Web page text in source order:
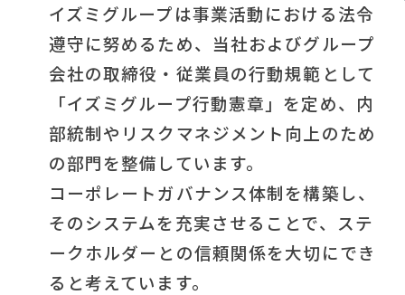
グループ会社
経営理念・社長メッセージ
事業紹介
IR情報トップ
経営方針・戦略
財務・業績
JAPANESE - ENGLISH
サステナビリティトップ
サステナビリティマネジメント
マテリアリティ
ニュースリリース
採用情報
新卒採用
イズミグループは事業活動における法令
遵守に努めるため、当社およびグループ
会社の取締役・従業員の行動規範として
「イズミグループ行動憲章」を定め、内
部統制やリスクマネジメント向上のため
の部門を整備しています。
コーポレートガバナンス体制を構築し、
そのシステムを充実させることで、ステ
ークホルダーとの信頼関係を大切にでき
ると考えています。